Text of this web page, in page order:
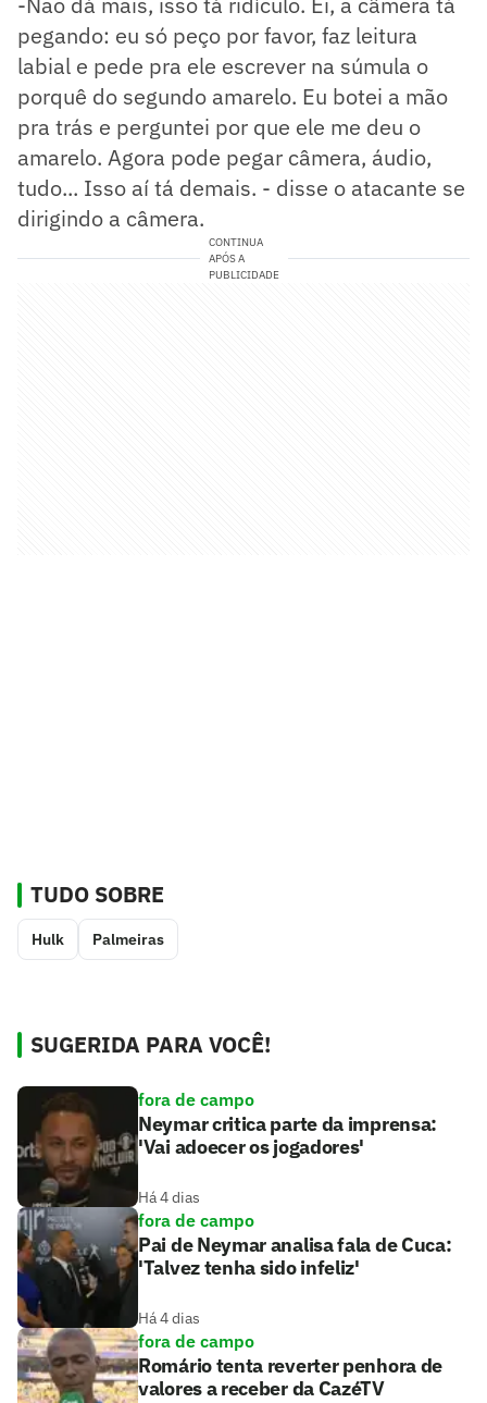
pegando: eu só peço por favor, faz leitura
labial e pede pra ele escrever na súmula o
porquê do segundo amarelo. Eu botei a mão
pra trás e perguntei por que ele me deu o
amarelo. Agora pode pegar câmera, áudio,
tudo... Isso aí tá demais. - disse o atacante se
dirigindo a câmera.
CONTINUA
APÓS A
PUBLICIDADE
TUDO SOBRE
Hulk Palmeiras
SUGERIDA PARA VOCÊ!
fora de campo
Neymar critica parte da imprensa:
'Vai adoecer os jogadores'
Há 4 dias
fora de campo
Pai de Neymar analisa fala de Cuca:
'Talvez tenha sido infeliz'
Há 4 dias
fora de campo
Romário tenta reverter penhora de
valores a receber da CazéTV